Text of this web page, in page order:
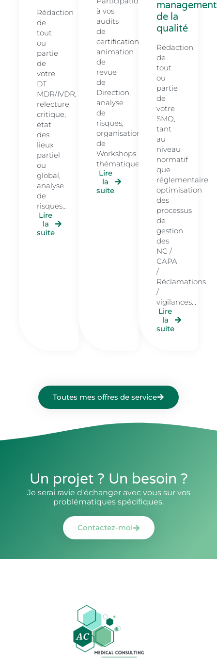
Rédaction
de
tout
ou
partie
de
votre
DT
MDR/IVDR,
relecture
critique,
état
des
lieux
partiel
ou
global,
analyse
de
risques...
Lire
la
suite
à vos
audits
de
certification,
animation
de
revue
de
Direction,
analyse
de
risques,
organisation
de
Workshops
thématiques...
Lire
la
suite
management
de la
qualité
Rédaction
de
tout
ou
partie
de
votre
SMQ,
tant
au
niveau
normatif
que
réglementaire,
optimisation
des
processus
de
gestion
des
NC /
CAPA
/
Réclamations
/
vigilances...
Lire
la
suite
Toutes mes offres de service
Un projet ? Un besoin ?
Je serai ravie d'échanger avec vous sur vos
problématiques spécifiques.
Contactez-moi